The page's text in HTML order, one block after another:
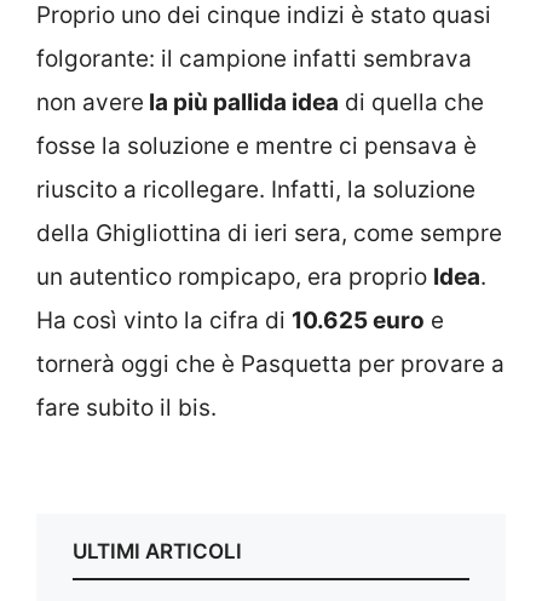
Proprio uno dei cinque indizi è stato quasi
folgorante: il campione infatti sembrava
non avere la più pallida idea di quella che
fosse la soluzione e mentre ci pensava è
riuscito a ricollegare. Infatti, la soluzione
della Ghigliottina di ieri sera, come sempre
un autentico rompicapo, era proprio Idea.
Ha così vinto la cifra di 10.625 euro e
tornerà oggi che è Pasquetta per provare a
fare subito il bis.
ULTIMI ARTICOLI